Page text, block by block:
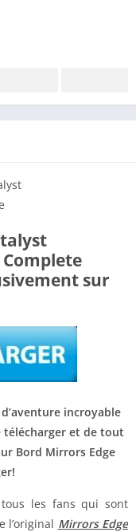
sur
incroyable
et de tout
Bord Mirrors Edge
tous les fans qui sont
l’original Mirrors Edge